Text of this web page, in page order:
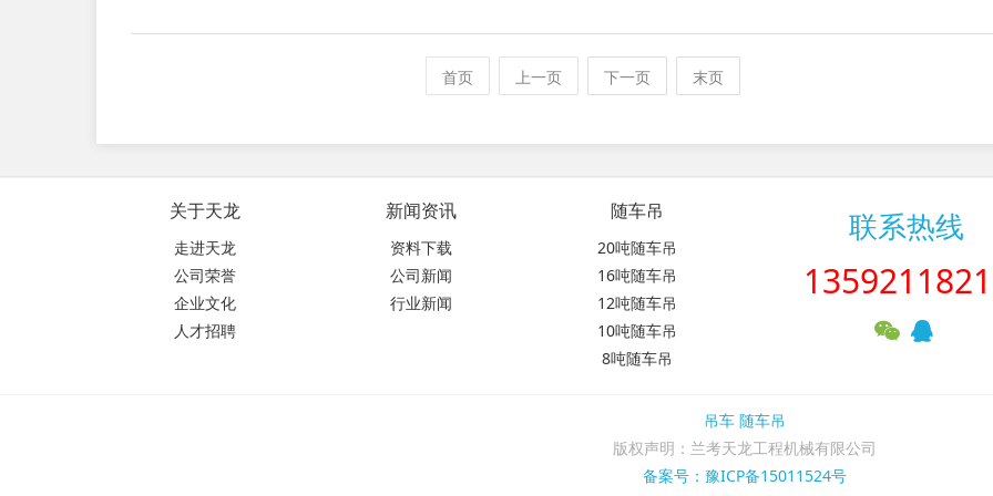
首页 上一页 下一页 末页
关于天龙
走进天龙
公司荣誉
企业文化
人才招聘
新闻资讯
资料下载
公司新闻
行业新闻
随车吊
20吨随车吊
16吨随车吊
12吨随车吊
10吨随车吊
8吨随车吊
联系热线
吊车 随车吊
版权声明：兰考天龙工程机械有限公司
备案号：豫ICP备15011524号